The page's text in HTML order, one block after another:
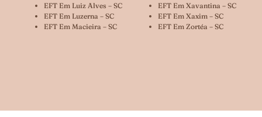
EFT Em Luiz Alves – SC
EFT Em Luzerna – SC
EFT Em Macieira – SC
EFT Em Xavantina – SC
EFT Em Xaxim – SC
EFT Em Zortéa – SC